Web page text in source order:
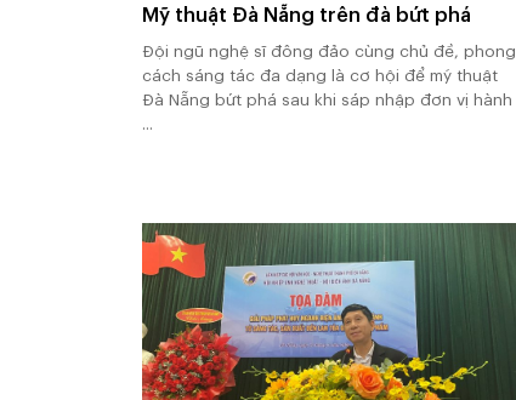
Mỹ thuật Đà Nẵng trên đà bứt phá
Đội ngũ nghệ sĩ đông đảo cùng chủ đề, phong
cách sáng tác đa dạng là cơ hội để mỹ thuật
Đà Nẵng bứt phá sau khi sáp nhập đơn vị hành
...